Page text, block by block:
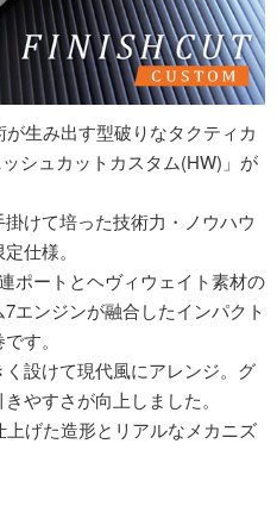
生み出す型破りなタクティカ
シュカットカスタム(HW)」が
けて培った技術力・ノウハウ
仕様。
ポートとヘヴィウェイト素材の
エンジンが融合したインパクト
す。
設けて現代風にアレンジ。グ
やすさが向上しました。
げた造形とリアルなメカニズ